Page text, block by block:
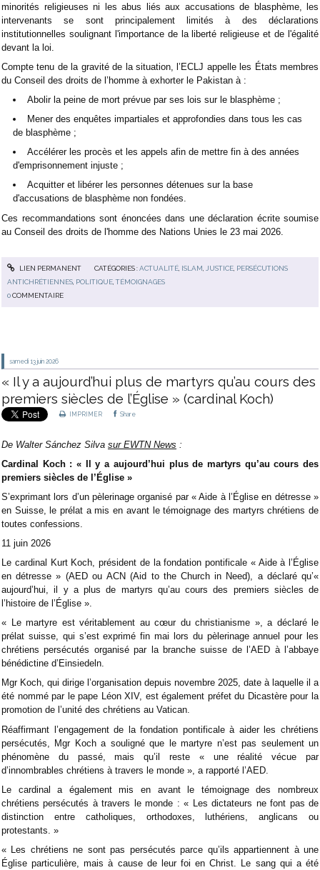
minorités religieuses ni les abus liés aux accusations de blasphème, les
intervenants se sont principalement limités à des déclarations
institutionnelles soulignant l'importance de la liberté religieuse et de l'égalité
devant la loi.
Compte tenu de la gravité de la situation, l’ECLJ appelle les États membres
du Conseil des droits de l’homme à exhorter le Pakistan à :
Abolir la peine de mort prévue par ses lois sur le blasphème ;
Mener des enquêtes impartiales et approfondies dans tous les cas
de blasphème ;
Accélérer les procès et les appels afin de mettre fin à des années
d'emprisonnement injuste ;
Acquitter et libérer les personnes détenues sur la base
d'accusations de blasphème non fondées.
Ces recommandations sont énoncées dans une déclaration écrite soumise
au Conseil des droits de l'homme des Nations Unies le 23 mai 2026.
LIEN PERMANENT CATÉGORIES :ACTUALITÉ, ISLAM JUSTICE, PERSÉCUTIONS
ANTICHRÉTIENNES POLITIQUE ,TÉMOIGNAGES
0COMMENTAIRE
samedi 13 juin 2026
« Il y a aujourd’hui plus de martyrs qu’au cours des
premiers siècles de l’Église » (cardinal Koch)
IMPRIMER Share
De Walter Sánchez Silva sur EWTN News :
Cardinal Koch : « Il y a aujourd’hui plus de martyrs qu’au cours des
premiers siècles de l’Église »
S’exprimant lors d’un pèlerinage organisé par « Aide à l’Église en détresse »
en Suisse, le prélat a mis en avant le témoignage des martyrs chrétiens de
toutes confessions.
11 juin 2026
Le cardinal Kurt Koch, président de la fondation pontificale « Aide à l’Église
en détresse » (AED ouACN (Aid to the Church in Need), a déclaré qu’«
aujourd’hui, il y a plus de martyrs qu’au cours des premiers siècles de
l’histoire de l’Église ».
« Le martyre est véritablement au cœur du christianisme », a déclaré le
prélat suisse, qui s’est exprimé fin mai lors du pèlerinage annuel pour les
chrétiens persécutés organisé par la branche suisse de l’AED à l’abbaye
bénédictine d’Einsiedeln.
Mgr Koch, qui dirige l’organisation depuis novembre 2025, date à laquelle il a
été nommé par le pape Léon XIV, est également préfet du Dicastère pour la
promotion de l’unité des chrétiens au Vatican.
Réaffirmant l’engagement de la fondation pontificale à aider les chrétiens
persécutés, Mgr Koch a souligné que le martyre n’est pas seulement un
phénomène du passé, mais qu’il reste « une réalité vécue par
d’innombrables chrétiens à travers le monde », a rapporté l’AED.
Le cardinal a également mis en avant le témoignage des nombreux
chrétiens persécutés à travers le monde : « Les dictateurs ne font pas de
distinction entre catholiques, orthodoxes, luthériens, anglicans ou
protestants. »
« Les chrétiens ne sont pas persécutés parce qu’ils appartiennent à une
Église particulière, mais à cause de leur foi en Christ. Le sang qui a été